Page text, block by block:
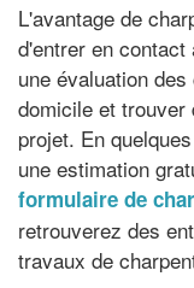
L'avantage de
d'entrer en
une évaluation
domicile et trouver
projet. En
une estimation
formulaire de
retrouverez des
travaux de